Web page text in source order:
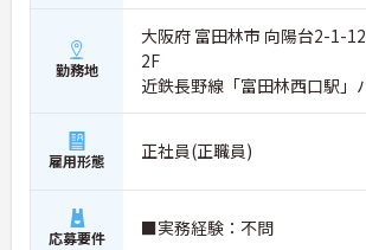
勤務地
大阪府 富田林市 向陽台2-1-
2F
近鉄長野線「富田林西口駅」
雇用形態 正社員(正職員)
応募要件 ■実務経験：不問